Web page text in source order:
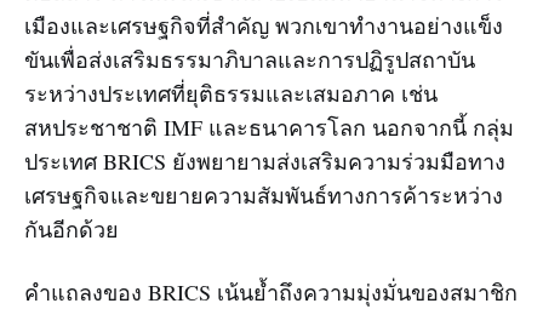
เมืองและเศรษฐกิจที่สำคัญ พวกเขาทำงานอย่างแข็ง
ขันเพื่อส่งเสริมธรรมาภิบาลและการปฏิรูปสถาบัน
ระหว่างประเทศที่ยุติธรรมและเสมอภาค เช่น
สหประชาชาติ IMF และธนาคารโลก นอกจากนี้ กลุ่ม
ประเทศ BRICS ยังพยายามส่งเสริมความร่วมมือทาง
เศรษฐกิจและขยายความสัมพันธ์ทางการค้าระหว่าง
กันอีกด้วย
คำแถลงของ BRICS เน้นย้ำถึงความมุ่งมั่นของสมาชิก